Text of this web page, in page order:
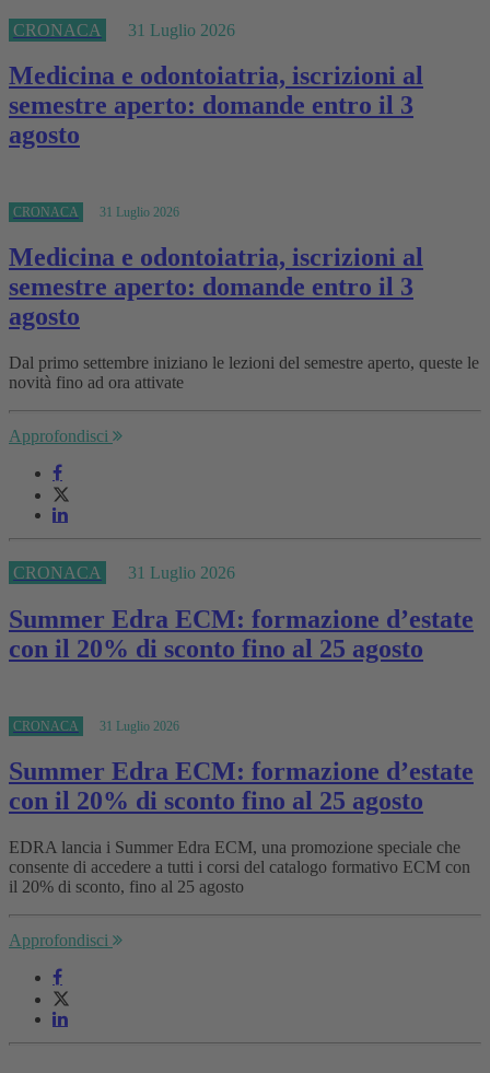
CRONACA 31 Luglio 2026
Medicina e odontoiatria, iscrizioni al
semestre aperto: domande entro il 3
agosto
CRONACA 31 Luglio 2026
Medicina e odontoiatria, iscrizioni al
semestre aperto: domande entro il 3
agosto
Dal primo settembre iniziano le lezioni del semestre aperto, queste le
novità fino ad ora attivate
Approfondisci
CRONACA 31 Luglio 2026
Summer Edra ECM: formazione d’estate
con il 20% di sconto fino al 25 agosto
CRONACA 31 Luglio 2026
Summer Edra ECM: formazione d’estate
con il 20% di sconto fino al 25 agosto
EDRA lancia i Summer Edra ECM, una promozione speciale che
consente di accedere a tutti i corsi del catalogo formativo ECM con
il 20% di sconto, fino al 25 agosto
Approfondisci